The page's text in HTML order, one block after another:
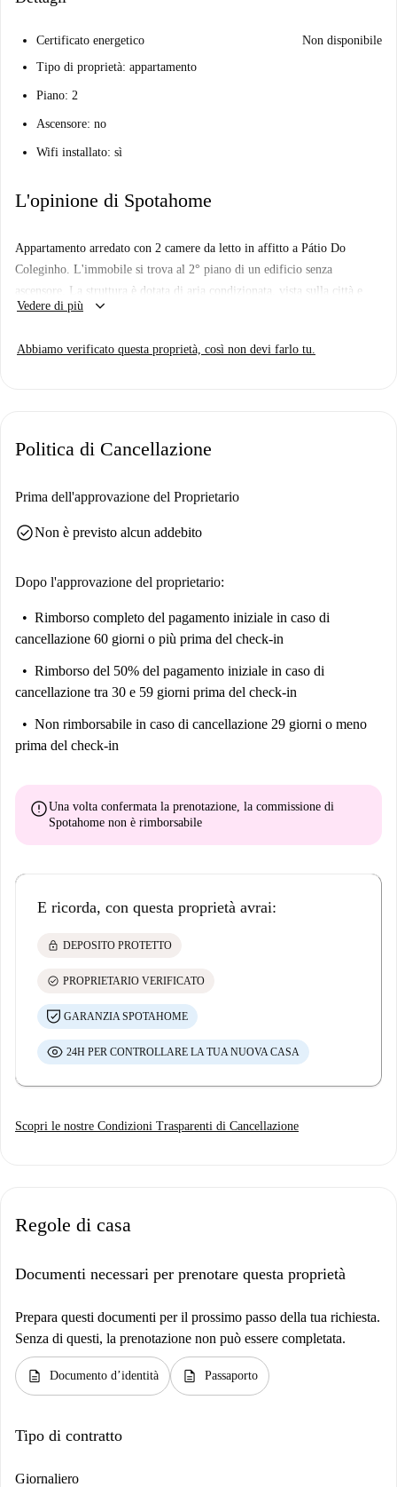
Certificato energetico
Non disponibile
Tipo di proprietà: appartamento
Piano: 2
Ascensore: no
Wifi installato: sì
L'opinione di Spotahome
Appartamento arredato con 2 camere da letto in affitto a Pátio Do
Coleginho. L'immobile si trova al 2° piano di un edificio senza
ascensore. La struttura è dotata di aria condizionata, vista sulla città e
balcone.
Vedere di più keyboard_arrow_down
Abbiamo verificato questa proprietà, così non devi farlo tu.
Politica di Cancellazione
Prima dell'approvazione del Proprietario
check_circleNon è previsto alcun addebito
Dopo l'approvazione del proprietario:
Rimborso completo del pagamento iniziale in caso di
cancellazione 60 giorni o più prima del check-in
Rimborso del 50% del pagamento iniziale in caso di
cancellazione tra 30 e 59 giorni prima del check-in
Non rimborsabile in caso di cancellazione 29 giorni o meno
prima del check-in
errorUna volta confermata la prenotazione, la commissione di
Spotahome non è rimborsabile
E ricorda, con questa proprietà avrai:
lock DEPOSITO PROTETTO
check_circle PROPRIETARIO VERIFICATO
GARANZIA SPOTAHOME
24H PER CONTROLLARE LA TUA NUOVA CASA
Scopri le nostre Condizioni Trasparenti di Cancellazione
Regole di casa
Documenti necessari per prenotare questa proprietà
Prepara questi documenti per il prossimo passo della tua richiesta.
Senza di questi, la prenotazione non può essere completata.
description Documento d’identità description Passaporto
Tipo di contratto
Giornaliero